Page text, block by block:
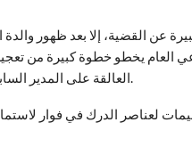
عن القضية، إلا بعد ظهور
العام يخطو خطوة كبيرة من
العالقة على المدير السابق لمركز الأعمال الجامعية وأحد مقربي رئيس الجمهورية.
لعناصر الدرك في فوار